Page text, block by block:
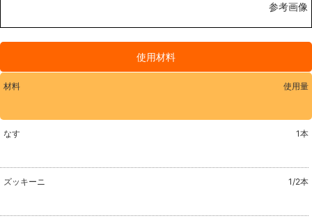
参考画像
使用材料
材料 使用量
なす 1本
ズッキーニ 1/2本